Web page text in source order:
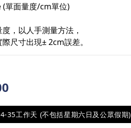
單面量度/cm單位)
，以人手測量方法，
尺寸出現± 2cm誤差。
35工作天 (不包括星期六日及公眾假期)